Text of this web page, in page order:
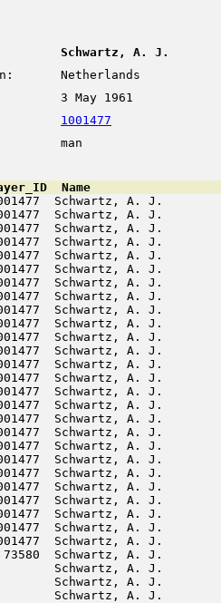
Schwartz, A. J.
Netherlands
3 May 1961
1001477
man
Name
Schwartz, A. J.
Schwartz, A. J.
Schwartz, A. J.
Schwartz, A. J.
Schwartz, A. J.
Schwartz, A. J.
1001477  Schwartz, A.
Schwartz, A. J.
Schwartz, A. J.
Schwartz, A. J.
Schwartz, A. J.
Schwartz, A. J.
Schwartz, A. J.
Schwartz, A. J.
Schwartz, A. J.
Schwartz, A. J.
Schwartz, A. J.
Schwartz, A. J.
Schwartz, A. J.
Schwartz, A. J.
Schwartz, A. J.
Schwartz, A. J.
Schwartz, A. J.
Schwartz, A. J.
Schwartz, A. J.
Schwartz, A. J.
73580  Schwartz, A.
Schwartz, A.
Schwartz, A. J.
Schwartz, A.